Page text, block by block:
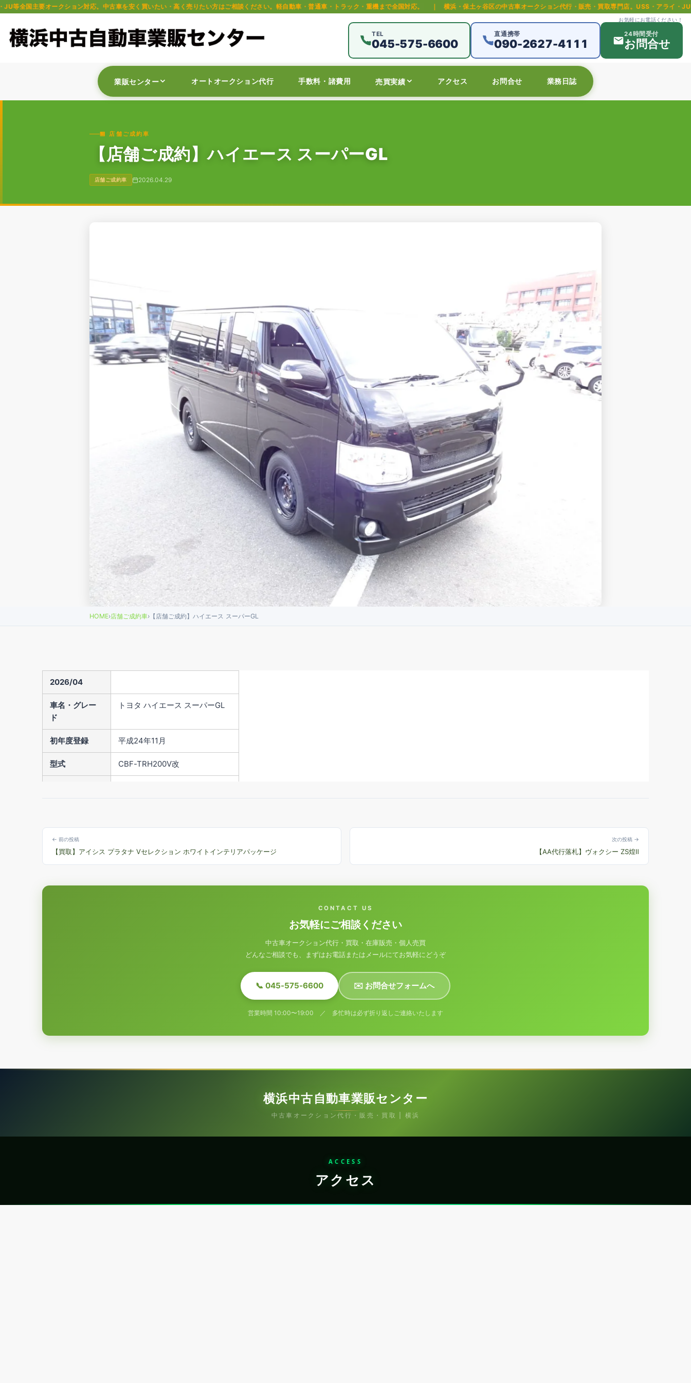
ョン対応。中古車を安く買いたい・高く売りたい方はご相談ください。軽自動車・普通車・トラック・重機まで全国対応。｜横浜・保土ヶ谷区の中古車オークション代行・販売・買取専門店。USS・アライ・JU等全国主要オー
お気軽にお電話ください！
TEL
045-575-6600
直通携帯
090-2627-4111
24時間受付
お問合せ
業販センター オートオークション代行 手数料・諸費用 売買実績 アクセス お問合せ 業務日誌
🏪 店舗ご成約車
【店舗ご成約】ハイエース スーパーGL
店舗ご成約車 2026.04.29
HOME›店舗ご成約車› 【店舗ご成約】ハイエース スーパーGL
2026/04
車名・グレー
ド
トヨタ ハイエース スーパーGL
初年度登録 平成24年11月
型式 CBF-TRH200V改
排気量 2000cc
← 前の投稿
【買取】アイシス プラタナ Vセレクション ホワイトインテリアパッケージ
次の投稿 →
【AA代行落札】ヴォクシー ZS煌Ⅱ
CONTACT US
お気軽にご相談ください
中古車オークション代行・買取・在庫販売・個人売買
どんなご相談でも、まずはお電話またはメールにてお気軽にどうぞ
📞 045-575-6600 ✉️ お問合せフォームへ
営業時間 10:00〜19:00 ／ 多忙時は必ず折り返しご連絡いたします
横浜中古自動車業販センター
中古車オークション代行・販売・買取 | 横浜
ACCESS
アクセス